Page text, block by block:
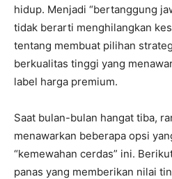
hidup. Menjadi “bertanggung
tidak berarti menghilangkan
tentang membuat pilihan
berkualitas tinggi yang
label harga premium.
Saat bulan-bulan hangat tiba,
menawarkan beberapa opsi
“kemewahan cerdas” ini.
panas yang memberikan nilai